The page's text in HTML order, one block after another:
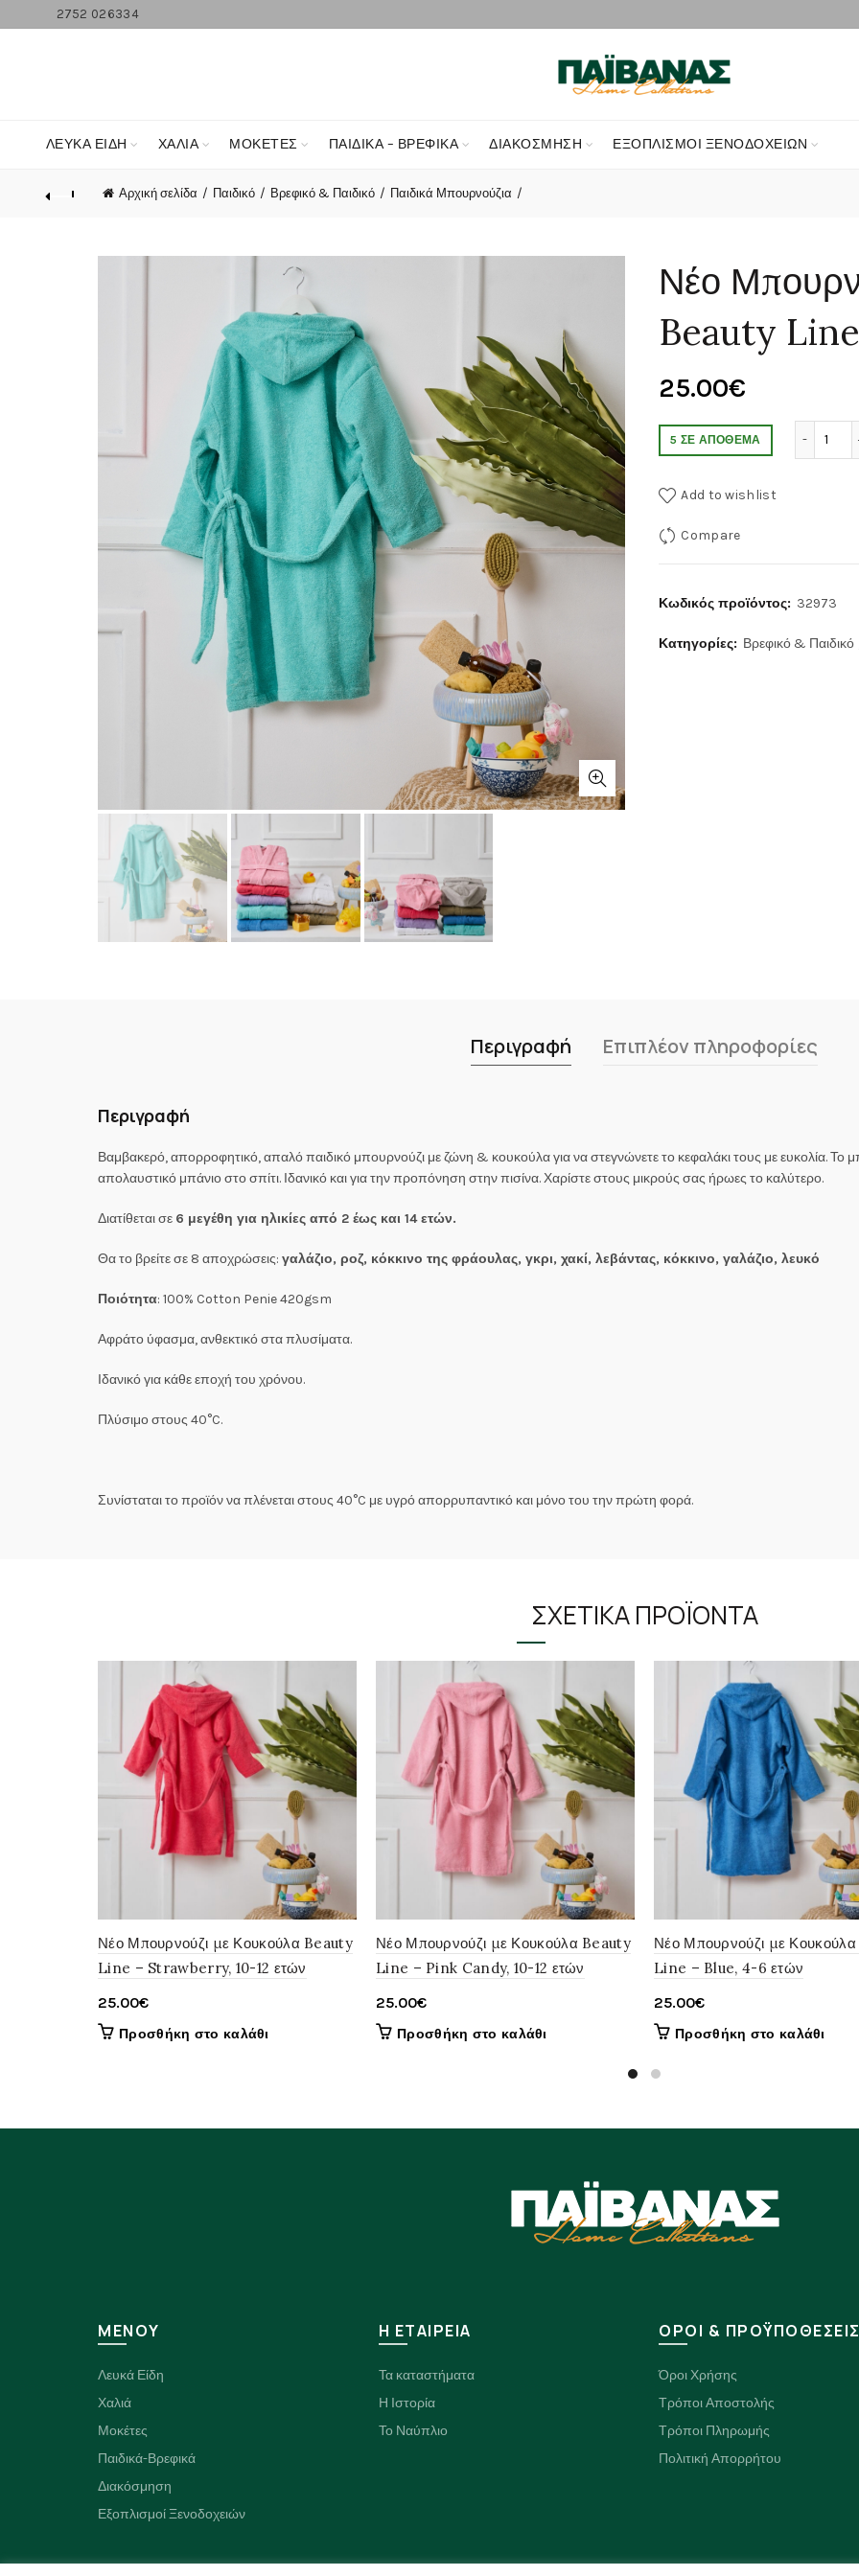
2752 026334
ΛΕΥΚΆ ΕΊΔΗ ΧΑΛΙΑ ΜΟΚΕΤΕΣ ΠΑΙΔΙΚΑ – ΒΡΕΦΙΚΑ ΔΙΑΚΌΣΜΗΣΗ ΕΞΟΠΛΙΣΜΟΊ ΞΕΝΟΔΟΧΕΊΩΝ
Αρχική σελίδα Παιδικό Βρεφικό & Παιδικό Παιδικά Μπουρνούζια
Νέο
Beauty
25.00€
5 ΣΕ ΑΠΌΘΕΜΑ
Add to wishlist
Compare
Κωδικός προϊόντος: 32973
Κατηγορίες: Βρεφικό & Παιδικό
Περιγραφή Επιπλέον πληροφορίες
Περιγραφή
Βαμβακερό, απορροφητικό, απαλό παιδικό μπουρνούζι με ζώνη & κουκούλα για να στεγνώνετε το κεφαλάκι τους με ευκολία. Το
απολαυστικό μπάνιο στο σπίτι. Ιδανικό και για την προπόνηση στην πισίνα. Χαρίστε στους μικρούς σας ήρωες το καλύτερο.
Διατίθεται σε 6 μεγέθη για ηλικίες από 2 έως και 14 ετών.
Θα το βρείτε σε 8 αποχρώσεις: γαλάζιο, ροζ, κόκκινο της φράουλας, γκρι, χακί, λεβάντας, κόκκινο, γαλάζιο, λευκό
Ποιότητα: 100% Cotton Penie 420gsm
Αφράτο ύφασμα, ανθεκτικό στα πλυσίματα.
Ιδανικό για κάθε εποχή του χρόνου.
Πλύσιμο στους 40°C.
Συνίσταται το προϊόν να πλένεται στους 40°C με υγρό απορρυπαντικό και μόνο του την πρώτη φορά.
ΣΧΕΤΙΚΆ ΠΡΟΪΌΝΤΑ
Νέο Μπουρνούζι με Κουκούλα Beauty
Line – Strawberry, 10-12 ετών
25.00€
Προσθήκη στο καλάθι
Νέο Μπουρνούζι με Κουκούλα Beauty
Line – Pink Candy, 10-12 ετών
25.00€
Προσθήκη στο καλάθι
Νέο Μπουρνούζι με
Line – Blue, 4-6 ετών
25.00€
Προσθήκη στο καλάθι
ΜΕΝΟΥ
Λευκά Είδη
Χαλιά
Μοκέτες
Παιδικά-Βρεφικά
Διακόσμηση
Εξοπλισμοί Ξενοδοχειών
H ΕΤΑΙΡΕΙΑ
Τα καταστήματα
Η Ιστορία
Το Ναύπλιο
ΟΡΟΙ & ΠΡΟΫΠΟΘΕΣΕΙΣ
Όροι Χρήσης
Τρόποι Αποστολής
Τρόποι Πληρωμής
Πολιτική Απορρήτου